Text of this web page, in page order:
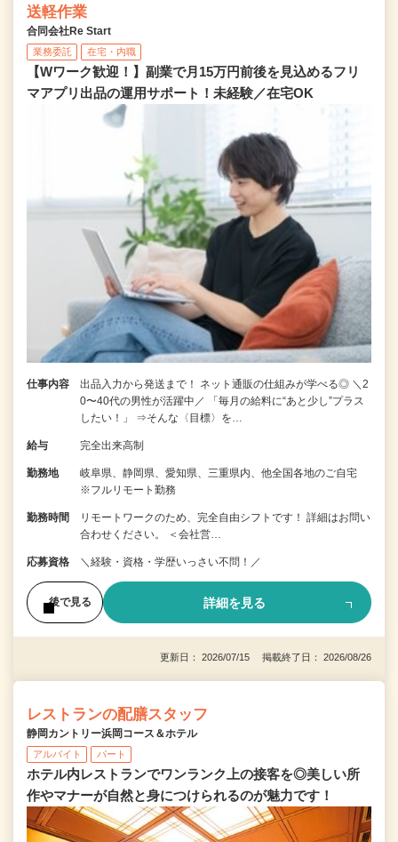
送軽作業
合同会社Re Start
業務委託 在宅・内職
【Wワーク歓迎！】副業で月15万円前後を見込めるフリ
マアプリ出品の運用サポート！未経験／在宅OK
仕事内容
出品入力から発送まで！ ネット通販の仕組みが学べる◎ ＼2
0〜40代の男性が活躍中／ 「毎月の給料に“あと少し”プラス
したい！」 ⇒そんな〈目標〉を…
給与 完全出来高制
勤務地
岐阜県、静岡県、愛知県、三重県内、他全国各地のご自宅
※フルリモート勤務
勤務時間
リモートワークのため、完全自由シフトです！ 詳細はお問い
合わせください。 ＜会社営…
応募資格 ＼経験・資格・学歴いっさい不問！／
後で見る 詳細を見る
更新日： 2026/07/15 掲載終了日： 2026/08/26
レストランの配膳スタッフ
静岡カントリー浜岡コース＆ホテル
アルバイト パート
ホテル内レストランでワンランク上の接客を◎美しい所
作やマナーが自然と身につけられるのが魅力です！